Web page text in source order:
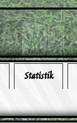
Statistik